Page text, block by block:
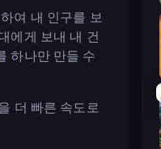
여 내 인구를 보
에게 보내 내 건
하나만 만들 수
더 빠른 속도로